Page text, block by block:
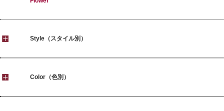
Style（スタイル別）
Color（色別）